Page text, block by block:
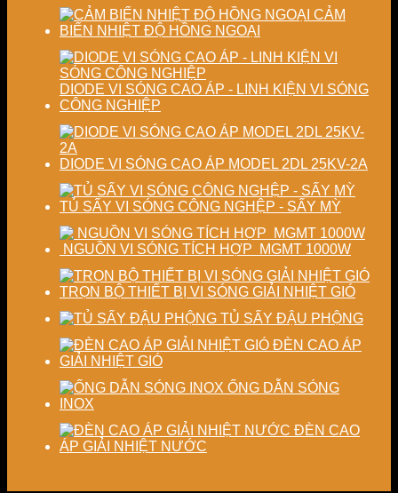
chất
lượng
phẩm
lượng
sấy
nghiệp
CẢM
BIẾN NHIỆT ĐỘ HỒNG NGOẠI
DIODE VI SÓNG CAO ÁP - LINH KIỆN VI SÓNG
CÔNG NGHIỆP
DIODE VI SÓNG CAO ÁP MODEL 2DL 25KV-2A
TỦ SẤY VI SÓNG CÔNG NGHỆP - SẤY MỲ
NGUỒN VI SÓNG TÍCH HỢP MGMT 1000W
TRỌN BỘ THIẾT BỊ VI SÓNG GIẢI NHIỆT GIÓ
TỦ SẤY ĐẬU PHỘNG
ĐÈN CAO ÁP
GIẢI NHIỆT GIÓ
ỐNG DẪN SÓNG
INOX
ĐÈN CAO
ÁP GIẢI NHIỆT NƯỚC